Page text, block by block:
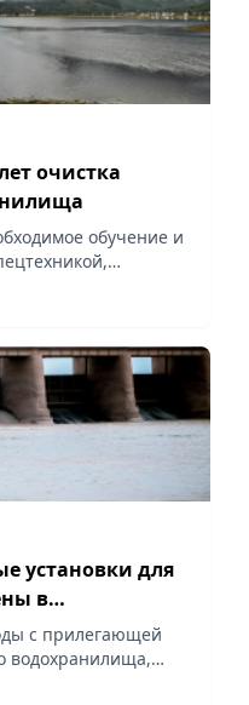
очистка
обучение и
установки для
в
с прилегающей
водохранилища,